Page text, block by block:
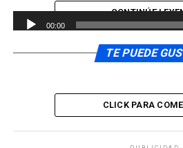
Reproductor
de
audio
00:00
Especial énfasis hizo el
necesidad de reconstruir la zona
solucionado como se esperaba.
00:00
CONTINÚE
TE PUEDE
CLICK PARA